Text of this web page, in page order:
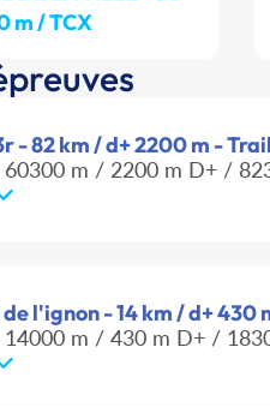
m / TCX
- 82 km / d+ 2200 m -
60300 m / 2200 m D+ /
l'ignon - 14 km / d+ 430
14000 m / 430 m D+ /